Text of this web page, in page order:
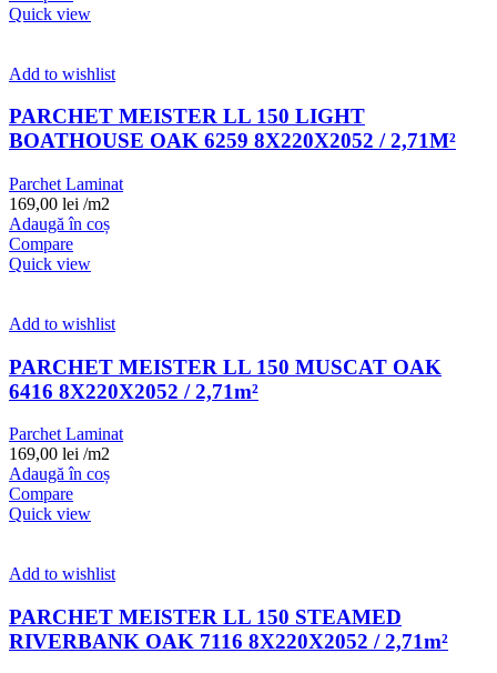
Quick view
Add to wishlist
PARCHET MEISTER LL 150 LIGHT
BOATHOUSE OAK 6259 8X220X2052 / 2,71M²
Parchet Laminat
169,00 lei /m2
Adaugă în coș
Compare
Quick view
Add to wishlist
PARCHET MEISTER LL 150 MUSCAT OAK
6416 8X220X2052 / 2,71m²
Parchet Laminat
169,00 lei /m2
Adaugă în coș
Compare
Quick view
Add to wishlist
PARCHET MEISTER LL 150 STEAMED
RIVERBANK OAK 7116 8X220X2052 / 2,71m²